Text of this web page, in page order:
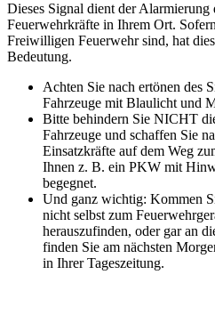
Dieses Signal dient der
Feuerwehrkräfte in Ihrem Ort.
Freiwilligen Feuerwehr sind, hat
Bedeutung.
Achten Sie nach ertönen des
Fahrzeuge mit Blaulicht und
Bitte behindern Sie NICHT
Fahrzeuge und schaffen Sie
Einsatzkräfte auf dem Weg
Ihnen z. B. ein PKW mit
begegnet.
Und ganz wichtig: Kommen
nicht selbst zum
herauszufinden, oder gar an
finden Sie am nächsten
in Ihrer Tageszeitung.